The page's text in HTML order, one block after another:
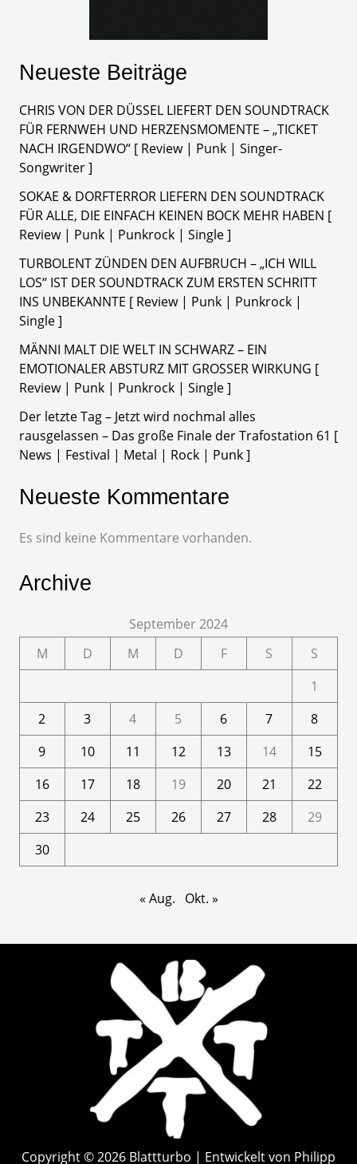
Neueste Beiträge
CHRIS VON DER DÜSSEL LIEFERT DEN SOUNDTRACK
FÜR FERNWEH UND HERZENSMOMENTE – „TICKET
NACH IRGENDWO“ [ Review | Punk | Singer-
Songwriter ]
SOKAE & DORFTERROR LIEFERN DEN SOUNDTRACK
FÜR ALLE, DIE EINFACH KEINEN BOCK MEHR HABEN [
Review | Punk | Punkrock | Single ]
TURBOLENT ZÜNDEN DEN AUFBRUCH – „ICH WILL
LOS“ IST DER SOUNDTRACK ZUM ERSTEN SCHRITT
INS UNBEKANNTE [ Review | Punk | Punkrock |
Single ]
MÄNNI MALT DIE WELT IN SCHWARZ – EIN
EMOTIONALER ABSTURZ MIT GROSSER WIRKUNG [
Review | Punk | Punkrock | Single ]
Der letzte Tag – Jetzt wird nochmal alles
rausgelassen – Das große Finale der Trafostation 61 [
News | Festival | Metal | Rock | Punk ]
Neueste Kommentare
Es sind keine Kommentare vorhanden.
Archive
September 2024
M
D M D F S
S
1
2
3 4 5 6 7
8
9
10 11 12 13 14
15
16
17 18 19 20 21
22
23
24 25 26 27 28
29
30
« Aug. Okt. »
Copyright © 2026 Blattturbo | Entwickelt von Philipp